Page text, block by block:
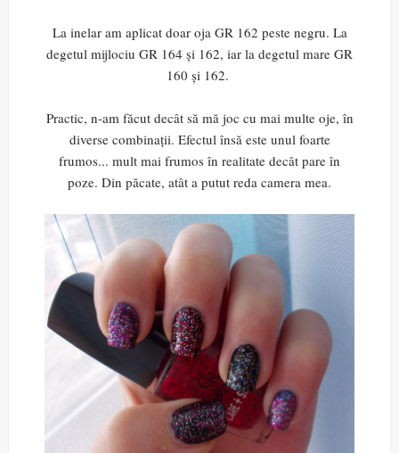
La inelar am aplicat doar oja GR 162 peste negru. La
degetul mijlociu GR 164 și 162, iar la degetul mare GR
160 și 162.
Practic, n-am făcut decât să mă joc cu mai multe oje, în
diverse combinații. Efectul însă este unul foarte
frumos... mult mai frumos în realitate decât pare în
poze. Din păcate, atât a putut reda camera mea.